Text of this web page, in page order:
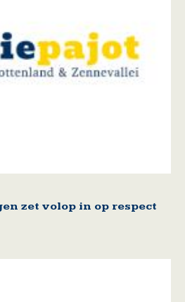
zet volop in op respect